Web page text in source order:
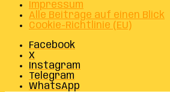
Impressum
Alle Beiträge auf einen Blick
Cookie-Richtlinie (EU)
Facebook
X
Instagram
Telegram
WhatsApp